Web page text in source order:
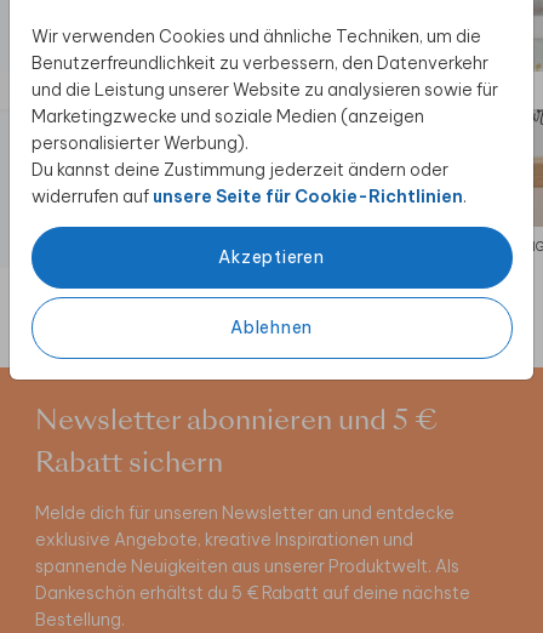
Wir verwenden Cookies und ähnliche Techniken, um die
Benutzerfreundlichkeit zu verbessern, den Datenverkehr
und die Leistung unserer Website zu analysieren sowie für
Marketingzwecke und soziale Medien (anzeigen
personalisierter Werbung).
Du kannst deine Zustimmung jederzeit ändern oder
widerrufen auf unsere Seite für Cookie-Richtlinien.
Akzeptieren
Ablehnen
EINLADUNG KOMMUNION
Newsletter abonnieren und 5 €
Rabatt sichern
Melde dich für unseren Newsletter an und entdecke
exklusive Angebote, kreative Inspirationen und
spannende Neuigkeiten aus unserer Produktwelt. Als
Dankeschön erhältst du 5 € Rabatt auf deine nächste
Bestellung.